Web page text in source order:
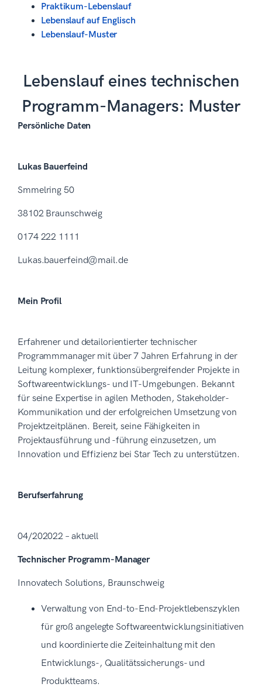
Praktikum-Lebenslauf
Lebenslauf auf Englisch
Lebenslauf-Muster
Lebenslauf eines technischen
Programm-Managers: Muster
Persönliche Daten
Lukas Bauerfeind
Smmelring 50
38102 Braunschweig
0174 222 1111
Lukas.bauerfeind@mail.de
Mein Profil
Erfahrener und detailorientierter technischer
Programmmanager mit über 7 Jahren Erfahrung in der
Leitung komplexer, funktionsübergreifender Projekte in
Softwareentwicklungs- und IT-Umgebungen. Bekannt
für seine Expertise in agilen Methoden, Stakeholder-
Kommunikation und der erfolgreichen Umsetzung von
Projektzeitplänen. Bereit, seine Fähigkeiten in
Projektausführung und -führung einzusetzen, um
Innovation und Effizienz bei Star Tech zu unterstützen.
Berufserfahrung
04/202022 – aktuell
Technischer Programm-Manager
Innovatech Solutions, Braunschweig
Verwaltung von End-to-End-Projektlebenszyklen
für groß angelegte Softwareentwicklungsinitiativen
und koordinierte die Zeiteinhaltung mit den
Entwicklungs-, Qualitätssicherungs- und
Produktteams.